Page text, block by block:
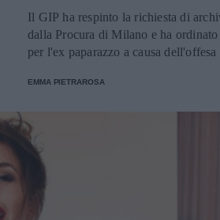
Il GIP ha respinto la richiesta di
dalla Procura di Milano e ha
per l'ex paparazzo a causa
EMMA PIETRAROSA